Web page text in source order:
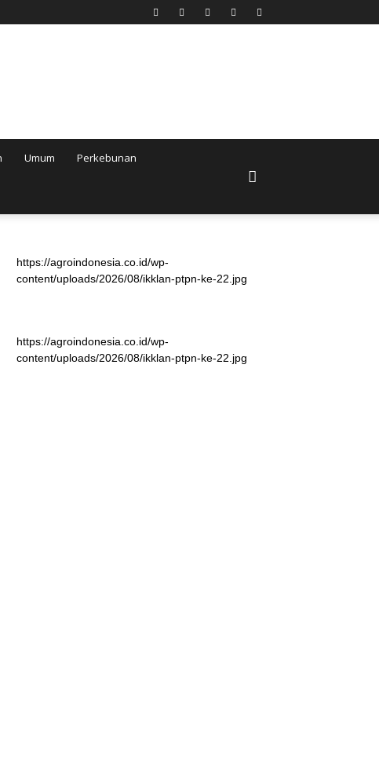
Umum Perkebunan
https://agroindonesia.co.id/wp-
content/uploads/2026/08/ikklan-ptpn-ke-22.jpg
https://agroindonesia.co.id/wp-
content/uploads/2026/08/ikklan-ptpn-ke-22.jpg